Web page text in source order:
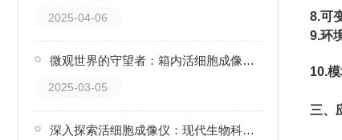
2025-04-06
微观世界的守望者：箱内活细胞成像仪的科技之光
2025-03-05
深入探索活细胞成像仪：现代生物科学的设备
8.可
9.环
10.
三、